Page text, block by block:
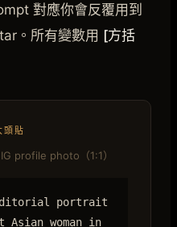
對應你會反覆用到
。所有變數用 [方括
頭貼
profile photo（1:1）
portrait
woman in